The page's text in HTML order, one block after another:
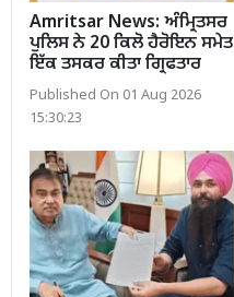
Amritsar News: ਅੰਮ੍ਰਿਤਸਰ
ਪੁਲਿਸ ਨੇ 20 ਕਿਲੋ ਹੈਰੋਇਨ ਸਮੇਤ
ਇੱਕ ਤਸਕਰ ਕੀਤਾ ਗ੍ਰਿਫਤਾਰ
Published On 01 Aug 2026
15:30:23